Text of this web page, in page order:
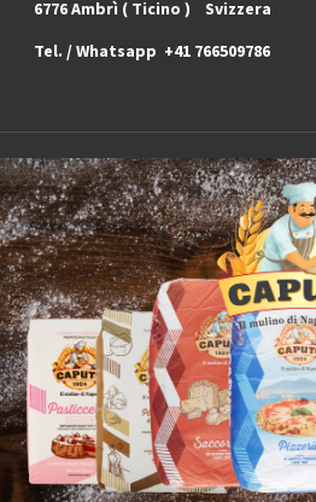
6776
Tel. / Whatsapp +41 766509786